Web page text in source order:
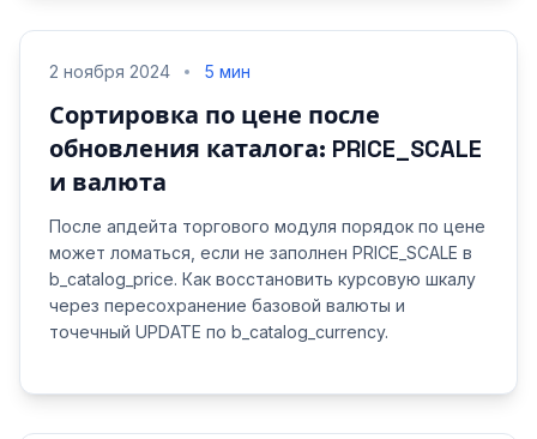
2 ноября 2024 5 мин
Сортировка по цене после
обновления каталога: PRICE_SCALE
и валюта
После апдейта торгового модуля порядок по цене
может ломаться, если не заполнен PRICE_SCALE в
b_catalog_price. Как восстановить курсовую шкалу
через пересохранение базовой валюты и
точечный UPDATE по b_catalog_currency.